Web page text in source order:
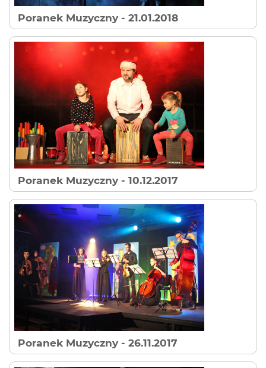
Poranek Muzyczny - 21.01.2018
Poranek Muzyczny - 10.12.2017
Poranek Muzyczny - 26.11.2017